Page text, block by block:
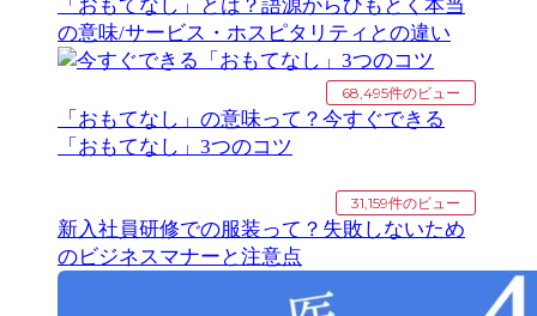
「おもてなし」とは？語源からひもとく本当
の意味/サービス・ホスピタリティとの違い
68,495件のビュー
「おもてなし」の意味って？今すぐできる
「おもてなし」3つのコツ
31,159件のビュー
新入社員研修での服装って？失敗しないため
のビジネスマナーと注意点